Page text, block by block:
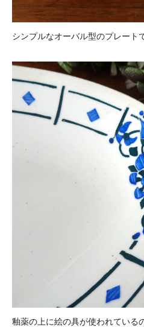
シンプルなオーバル型のプレート
釉薬の上に絵の具が使われている